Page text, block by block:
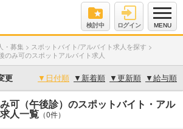
検討中 ログイン MENU
・募集 > スポットバイト/アルバイト求人を探す >
のみ可のスポットアルバイト求人
更 ▼ 日付順 ▼ 新着順 ▼更新順 ▼給与順
可（午後診）のスポットバイト・アル
人一覧 （0件）